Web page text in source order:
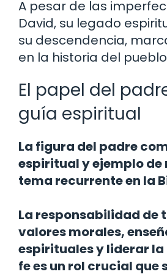
A pesar de las
David, su legado
su descendencia,
en la historia del
El papel del
guía espiritual
La figura del padre
espiritual y ejemplo de
tema recurrente en la
La responsabilidad de
valores morales,
espirituales y liderar
fe es un rol crucial que